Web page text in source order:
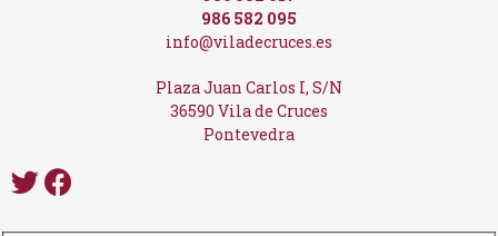
986 582 095
info@viladecruces.es
Plaza Juan Carlos I, S/N
36590 Vila de Cruces
Pontevedra